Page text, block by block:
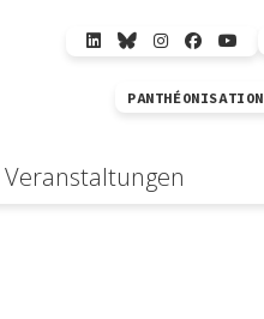
PANTHÉONISATION
Veranstaltungen